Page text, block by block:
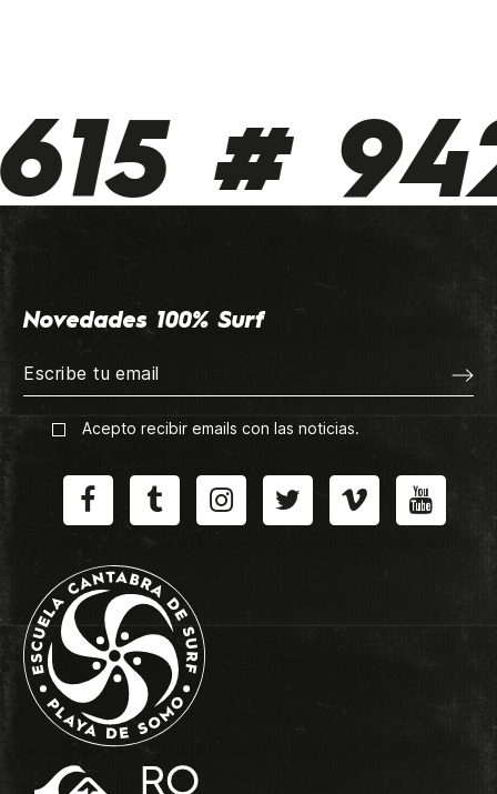
#
Novedades 100% Surf
Acepto recibir emails con las noticias.